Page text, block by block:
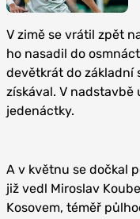
V zimě se vrátil zpět
ho nasadil do
devětkrát do základní
získával. V
jedenáctky.
A v květnu se dočkal
již vedl Miroslav
Kosovem, téměř